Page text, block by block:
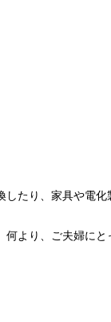
たり、家具や電
より、ご夫婦に